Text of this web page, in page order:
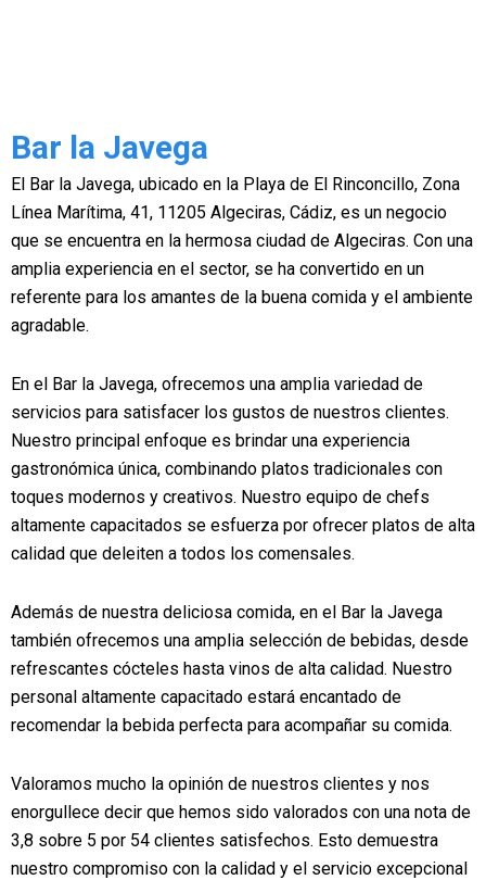
Bar la Javega
El Bar la Javega, ubicado en la Playa de El Rinconcillo, Zona
Línea Marítima, 41, 11205 Algeciras, Cádiz, es un negocio
que se encuentra en la hermosa ciudad de Algeciras. Con una
amplia experiencia en el sector, se ha convertido en un
referente para los amantes de la buena comida y el ambiente
agradable.
En el Bar la Javega, ofrecemos una amplia variedad de
servicios para satisfacer los gustos de nuestros clientes.
Nuestro principal enfoque es brindar una experiencia
gastronómica única, combinando platos tradicionales con
toques modernos y creativos. Nuestro equipo de chefs
altamente capacitados se esfuerza por ofrecer platos de alta
calidad que deleiten a todos los comensales.
Además de nuestra deliciosa comida, en el Bar la Javega
también ofrecemos una amplia selección de bebidas, desde
refrescantes cócteles hasta vinos de alta calidad. Nuestro
personal altamente capacitado estará encantado de
recomendar la bebida perfecta para acompañar su comida.
Valoramos mucho la opinión de nuestros clientes y nos
enorgullece decir que hemos sido valorados con una nota de
3,8 sobre 5 por 54 clientes satisfechos. Esto demuestra
nuestro compromiso con la calidad y el servicio excepcional